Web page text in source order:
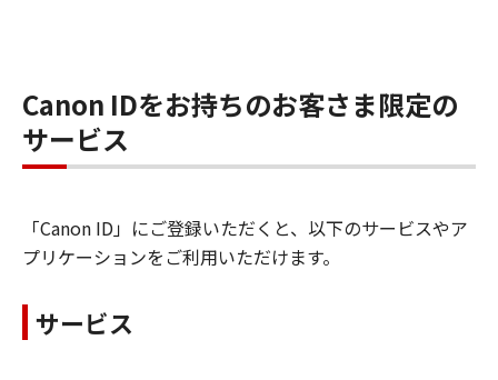
Canon IDをお持ちのお客さま限定の
サービス
「Canon ID」にご登録いただくと、以下のサービスやア
プリケーションをご利用いただけます。
サービス